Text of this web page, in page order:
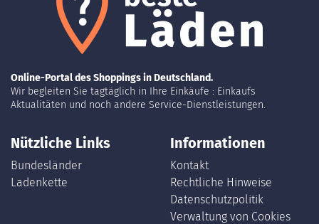
Online-Portal des Shoppings in Deutschland.
Wir begleiten Sie tagtäglich in Ihre Einkäufe : Einkaufs
Aktualitäten und noch andere Service-Dienstleistungen.
Nützliche Links
Bundesländer
Ladenkette
Informationen
Kontakt
Rechtliche Hinweise
Datenschutzpolitik
Verwaltung von Cookies